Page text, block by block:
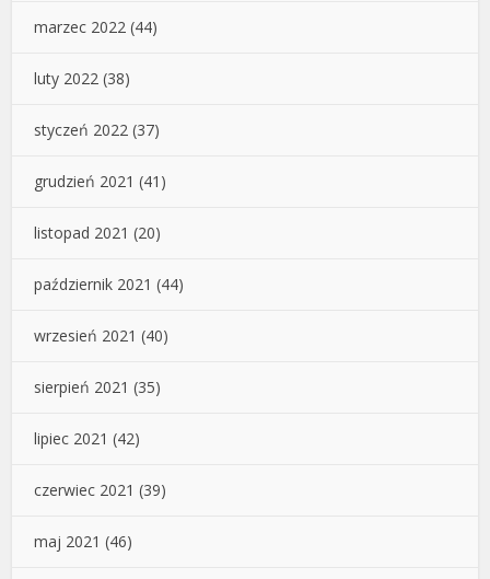
marzec 2022 (44)
luty 2022 (38)
styczeń 2022 (37)
grudzień 2021 (41)
listopad 2021 (20)
październik 2021 (44)
wrzesień 2021 (40)
sierpień 2021 (35)
lipiec 2021 (42)
czerwiec 2021 (39)
maj 2021 (46)